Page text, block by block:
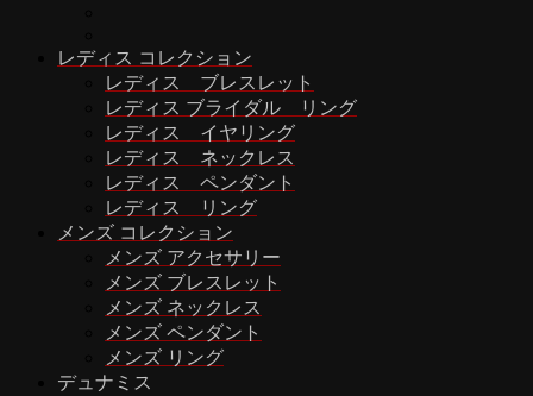
レディス コレクション
レディス ブレスレット
レディス ブライダル リング
レディス イヤリング
レディス ネックレス
レディス ペンダント
レディス リング
メンズ コレクション
メンズ アクセサリー
メンズ ブレスレット
メンズ ネックレス
メンズ ペンダント
メンズ リング
デュナミス